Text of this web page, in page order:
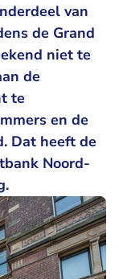
van
de Grand
niet te
de
te
en de
Dat heeft de
Noord-